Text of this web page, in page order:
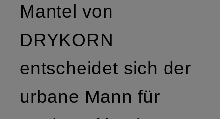
Mantel von
DRYKORN
entscheidet sich der
urbane Mann für